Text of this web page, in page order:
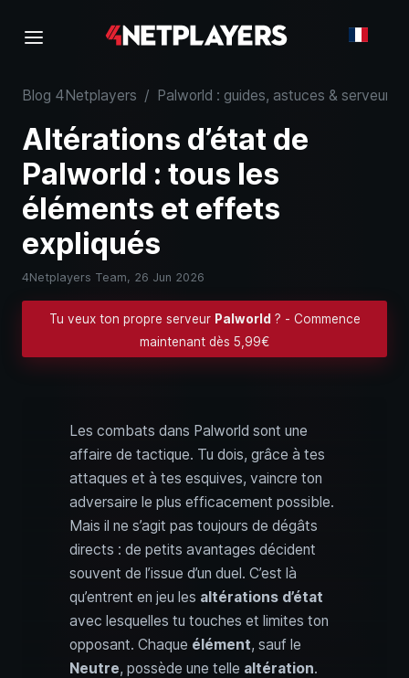
Blog 4Netplayers / Palworld : guides, astuces & serveurs
Altérations d’état de
Palworld : tous les
éléments et effets
expliqués
4Netplayers Team, 26 Jun 2026
Tu veux ton propre serveur Palworld ? - Commence
maintenant dès 5,99€
Les combats dans Palworld sont une
affaire de tactique. Tu dois, grâce à tes
attaques et à tes esquives, vaincre ton
adversaire le plus efficacement possible.
Mais il ne s’agit pas toujours de dégâts
directs : de petits avantages décident
souvent de l’issue d’un duel. C’est là
qu’entrent en jeu les altérations d’état
avec lesquelles tu touches et limites ton
opposant. Chaque élément, sauf le
Neutre, possède une telle altération.